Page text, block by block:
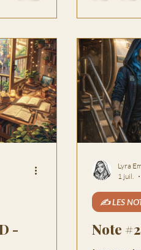
-
Note
✍️ LES
Lyra
1 juil.